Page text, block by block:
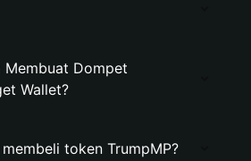
Membuat Dompet
Wallet?
token TrumpMP?